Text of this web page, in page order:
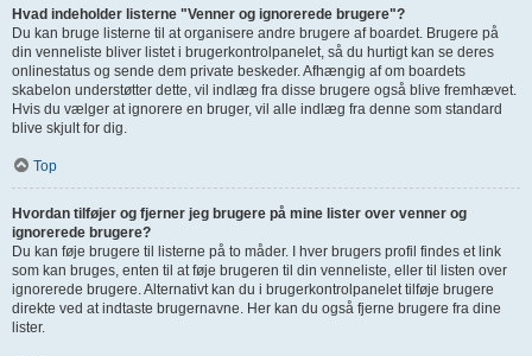
Hvad indeholder listerne "Venner og ignorerede brugere"?
Du kan bruge listerne til at organisere andre brugere af boardet. Brugere på
din venneliste bliver listet i brugerkontrolpanelet, så du hurtigt kan se deres
onlinestatus og sende dem private beskeder. Afhængig af om boardets
skabelon understøtter dette, vil indlæg fra disse brugere også blive fremhævet.
Hvis du vælger at ignorere en bruger, vil alle indlæg fra denne som standard
blive skjult for dig.
Top
Hvordan tilføjer og fjerner jeg brugere på mine lister over venner og
ignorerede brugere?
Du kan føje brugere til listerne på to måder. I hver brugers profil findes et link
som kan bruges, enten til at føje brugeren til din venneliste, eller til listen over
ignorerede brugere. Alternativt kan du i brugerkontrolpanelet tilføje brugere
direkte ved at indtaste brugernavne. Her kan du også fjerne brugere fra dine
lister.